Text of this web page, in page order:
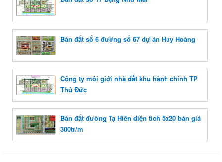
Bán đất số 6 đường số 67 dự án Huy Hoàng
Công ty môi giới nhà đất khu hành chính TP
Thủ Đức
Bán đất đường Tạ Hiên diện tích 5x20 bán giá
300tr/m